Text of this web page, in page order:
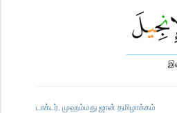
டாக்டர். முஹம்மது ஜான் தமிழாக்கம்